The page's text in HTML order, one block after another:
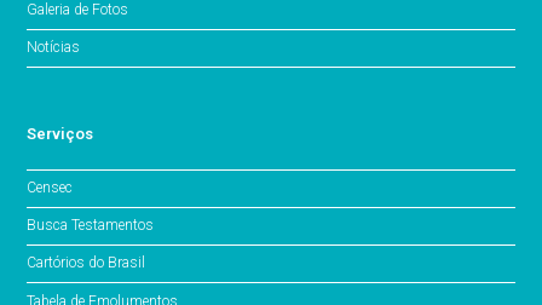
Galeria de Fotos
Notícias
Serviços
Censec
Busca Testamentos
Cartórios do Brasil
Tabela de Emolumentos